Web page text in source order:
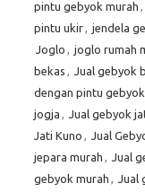
pintu gebyok murah ,
pintu ukir, jendela
Joglo , joglo rumah
bekas , Jual gebyok
dengan pintu gebyok
jogja , Jual gebyok
Jati Kuno , Jual
jepara murah , Jual
gebyok murah , Jual